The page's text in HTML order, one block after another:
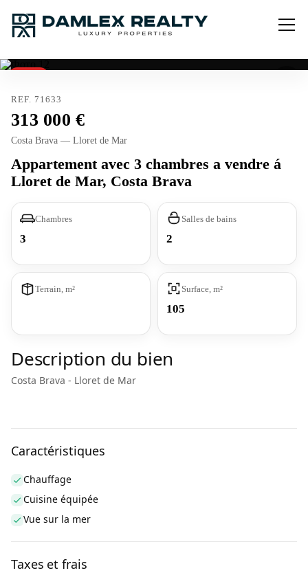
REF. 71633
313 000
Costa Brava — Lloret de Mar
Appartement avec 3 chambres a vendre á
Lloret de Mar, Costa Brava
Chambres
3
Salles de bains
2
Terrain, m² Surface, m²
105
Description du bien
Costa Brava - Lloret de Mar
Caractéristiques
Chauffage
Cuisine équipée
Vue sur la mer
Taxes et frais